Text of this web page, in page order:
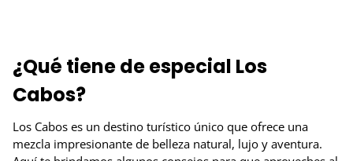
¿Qué tiene de especial Los
Cabos?
Los Cabos es un destino turístico único que ofrece una
mezcla impresionante de belleza natural, lujo y aventura.